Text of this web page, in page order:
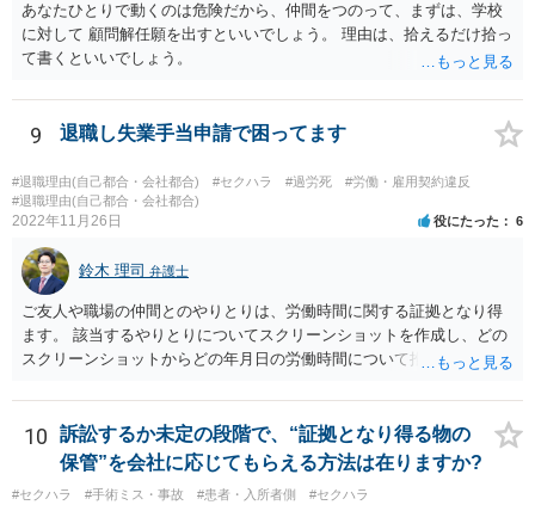
あなたひとりで動くのは危険だから、仲間をつのって、まずは、学校
に対して 顧問解任願を出すといいでしょう。 理由は、拾えるだけ拾っ
て書くといいでしょう。
9 退職し失業手当申請で困ってます
#退職理由(自己都合・会社都合) #セクハラ #過労死
#労働・雇用契約違反
#退職理由(自己都合・会社都合)
2022年11月26日 役にたった 6
鈴木 理司 弁護士
ご友人や職場の仲間とのやりとりは、労働時間に関する証拠となり得
ます。 該当するやりとりについてスクリーンショットを作成し、どの
スクリーンショットからどの年月日の労働時間について推定できるか
10
訴訟するか未定の段階で、“証拠となり得る物の
保管”を会社に応じてもらえる方法は在りますか?
#セクハラ #手術ミス・事故 #患者・入所者側 #セクハラ